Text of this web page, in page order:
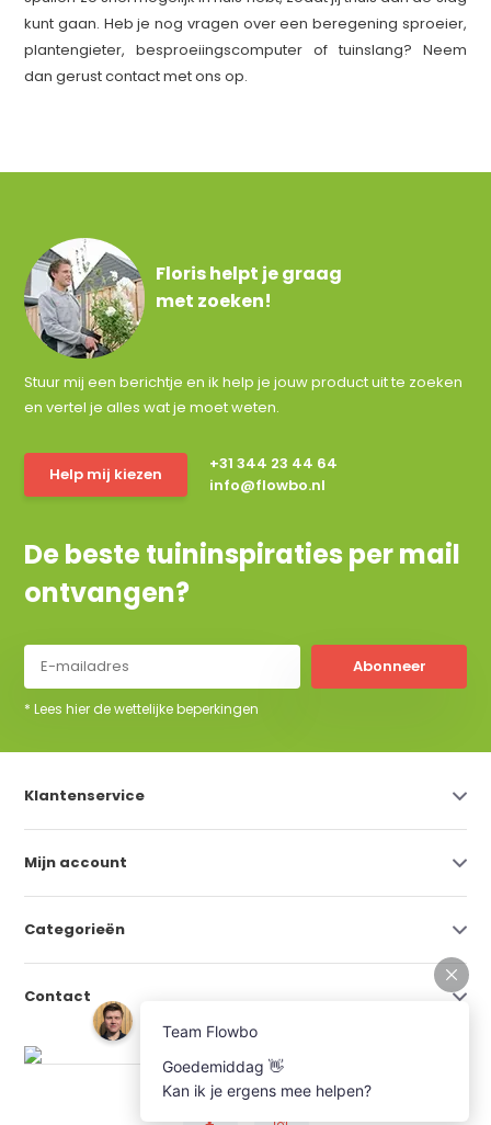
kunt gaan. Heb je nog vragen over een beregening sproeier,
plantengieter, besproeiingscomputer of tuinslang? Neem
dan gerust contact met ons op.
Floris helpt je graag
met zoeken!
Stuur mij een berichtje en ik help je jouw product uit te zoeken
en vertel je alles wat je moet weten.
Help mij kiezen
+31 344 23 44 64
info@flowbo.nl
De beste tuininspiraties per mail
ontvangen?
Abonneer
* Lees hier de wettelijke beperkingen
Klantenservice
Mijn account
Categorieën
Contact